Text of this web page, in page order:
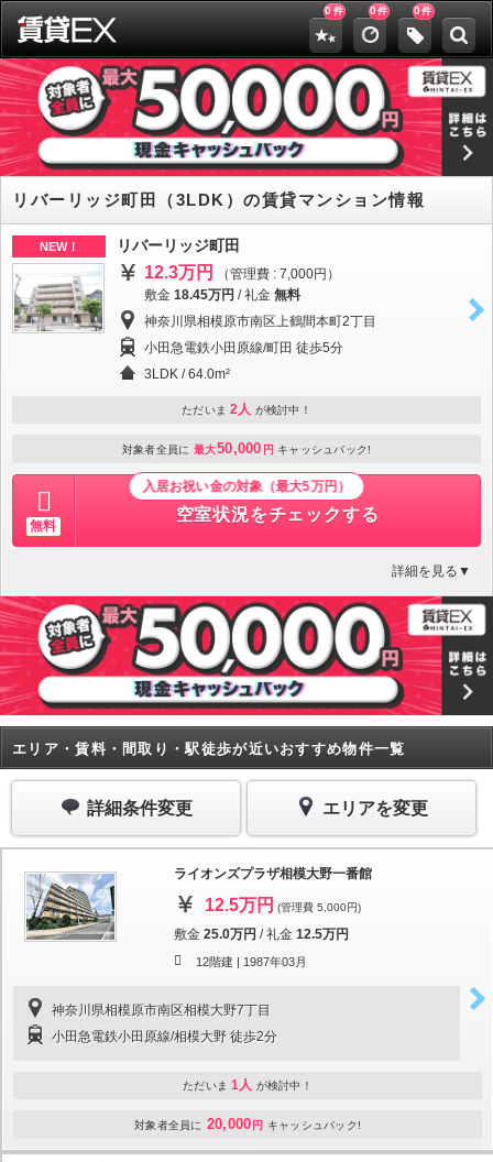
0 件 0件 0件
リバーリッジ町田（3LDK）の賃貸マンション情報
NEW！ リバーリッジ町田
12.3万円
（管理費 : 7,000円）
敷金 18.45万円 /礼金 無料
神奈川県相模原市南区上鶴間本町2丁目
小田急電鉄小田原線/町田 徒歩5分
3LDK / 64.0m²
ただいま 2人 が検討中！
対象者全員に 最大50,000 円 キャッシュバック!
無料
入居お祝い金の対象（最大5万円）
空室状況をチェックする
詳細を見る▼
エリア・賃料・間取り・駅徒歩が近いおすすめ物件一覧
詳細条件変更 エリアを変更
ライオンズプラザ相模大野一番館
12.5万円 (管理費 5,000円)
敷金 25.0万円 /礼金 12.5万円
12階建 | 1987年03月
神奈川県相模原市南区相模大野7丁目
小田急電鉄小田原線/相模大野 徒歩2分
ただいま 1人 が検討中！
対象者全員に 20,000 円 キャッシュバック!